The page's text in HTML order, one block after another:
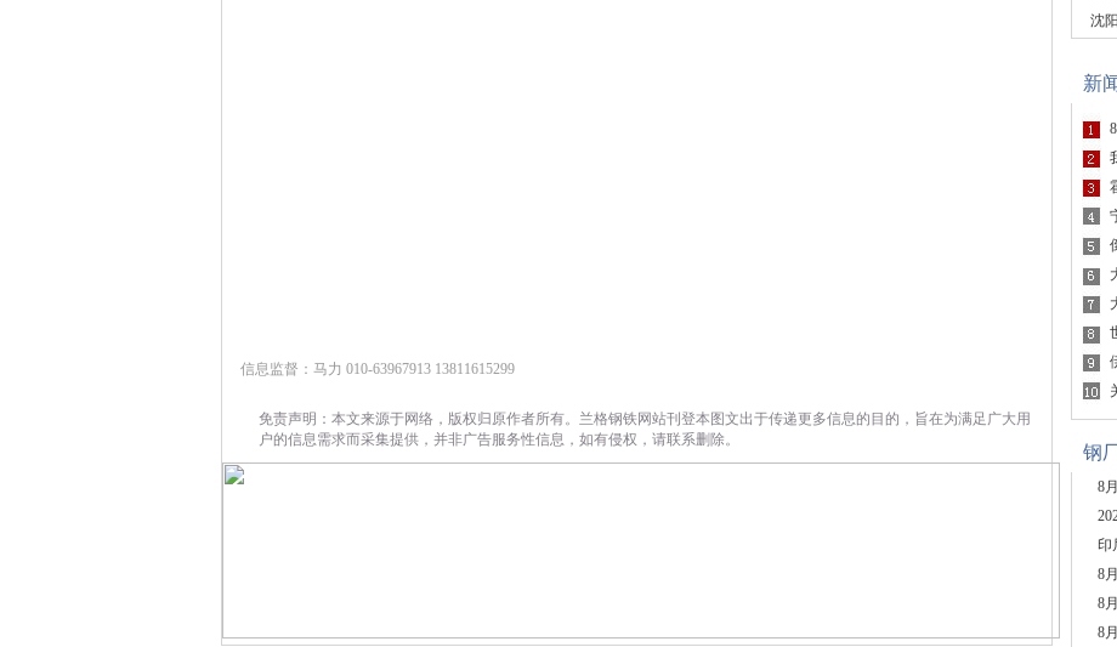
信息监督：马力 010-63967913 13811615299
免责声明：本文来源于网络，版权归原作者所有。兰格钢铁网站刊登本图文出于传递更多信息的目的，旨在为满足广大用
户的信息需求而采集提供，并非广告服务性信息，如有侵权，请联系删除。